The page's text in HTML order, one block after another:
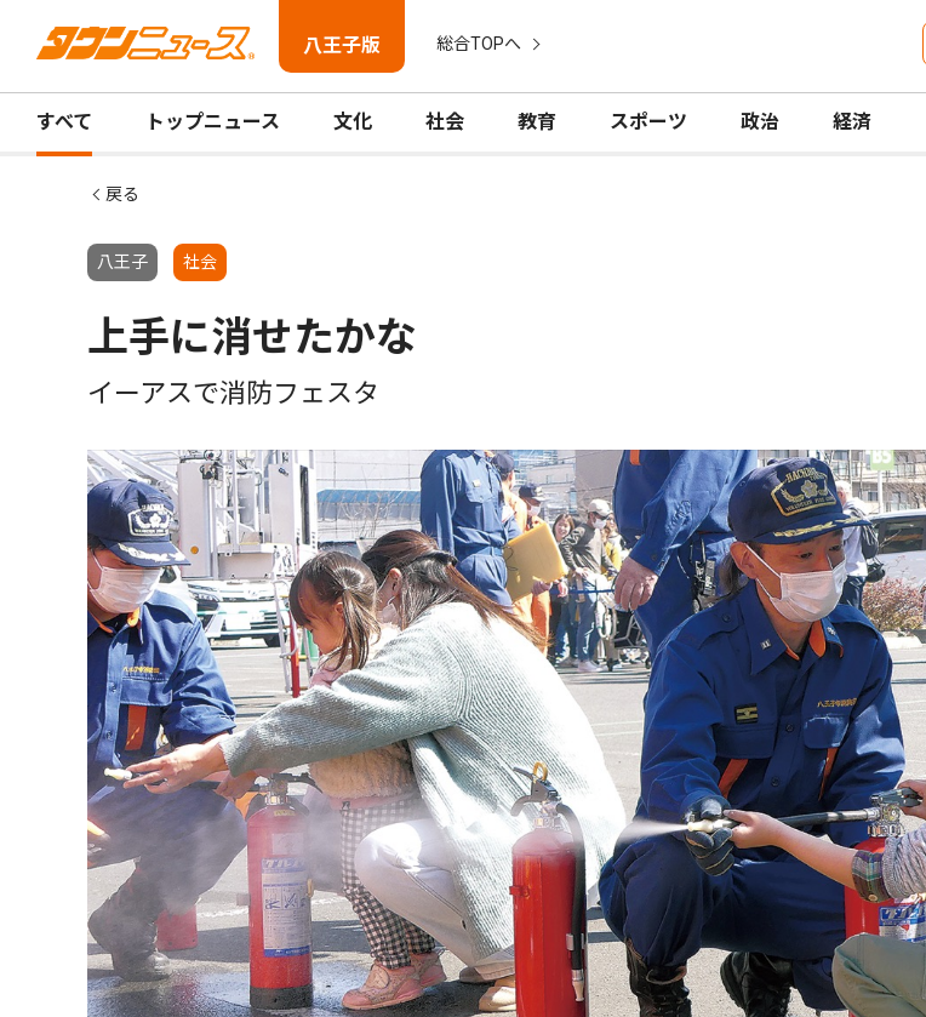
八王子版 総合TOPへ
すべて トップニュース 文化 社会 教育 スポーツ 政治 経済
戻る
八王子 社会
上手に消せたかな
イーアスで消防フェスタ